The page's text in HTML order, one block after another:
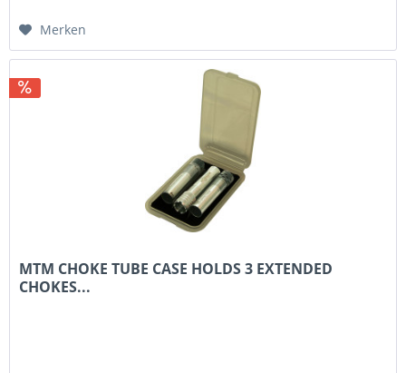
Merken
MTM CHOKE TUBE CASE HOLDS 3 EXTENDED
CHOKES...